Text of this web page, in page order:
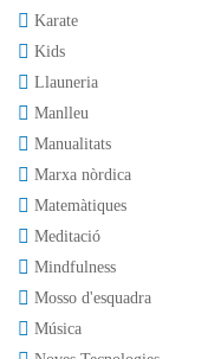
Karate
Kids
Llauneria
Manlleu
Manualitats
Marxa nòrdica
Matemàtiques
Meditació
Mindfulness
Mosso d'esquadra
Música